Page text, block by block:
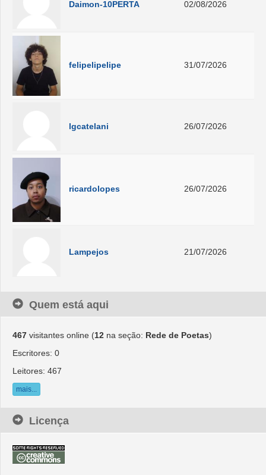
Daimon-10PERTA 02/08/2026
felipelipelipe 31/07/2026
lgcatelani 26/07/2026
ricardolopes 26/07/2026
Lampejos 21/07/2026
Quem está aqui
467 visitantes online (12 na seção: Rede de Poetas)
Escritores: 0
Leitores: 467
mais...
Licença